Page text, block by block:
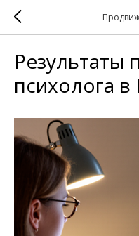
Результаты
психолога в